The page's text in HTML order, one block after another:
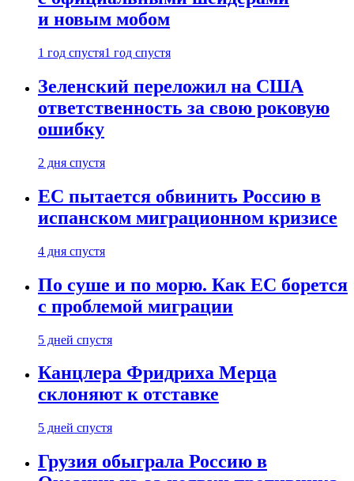
и новым мобом
1 год спустя1 год спустя
Зеленский переложил на США
ответственность за свою роковую
ошибку
2 дня спустя
ЕС пытается обвинить Россию в
испанском миграционном кризисе
4 дня спустя
По суше и по морю. Как ЕС борется
с проблемой миграции
5 дней спустя
Канцлера Фридриха Мерца
склоняют к отставке
5 дней спустя
Грузия обыграла Россию в